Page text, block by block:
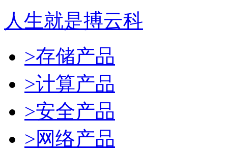
人生就是搏云科
>存储产品
>计算产品
>安全产品
>网络产品